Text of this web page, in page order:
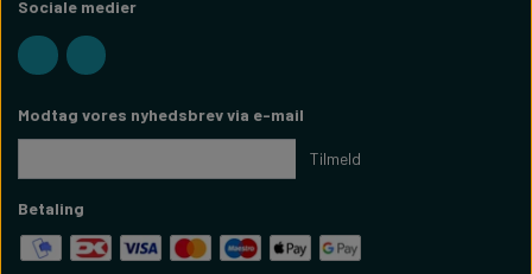
Sociale medier
Modtag vores nyhedsbrev via e-mail
Tilmeld
Betaling